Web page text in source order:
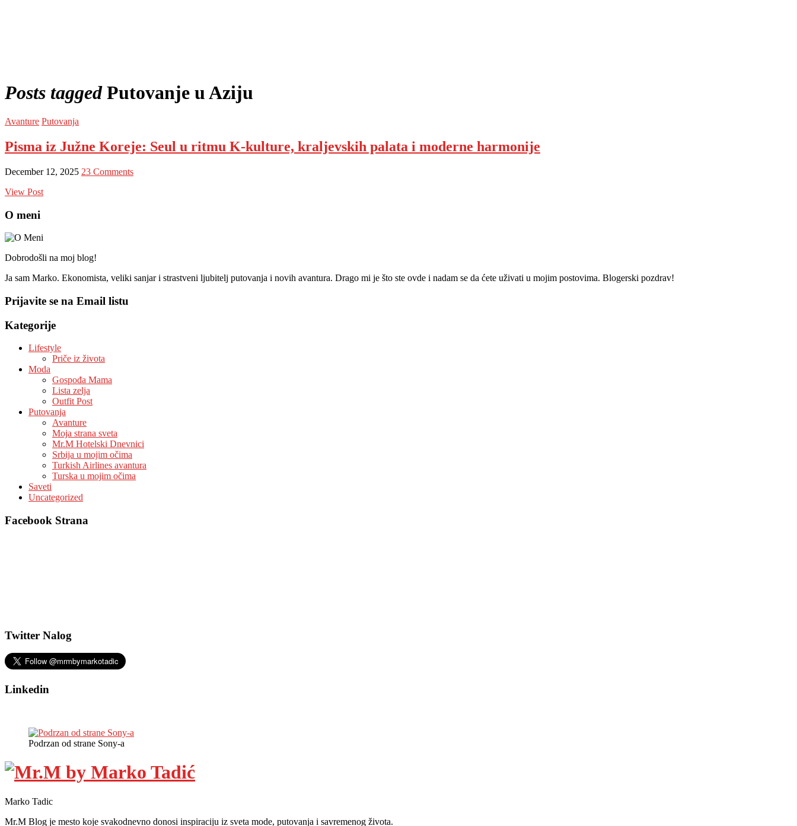
Posts tagged Putovanje u Aziju
Avanture Putovanja
Pisma iz Južne Koreje: Seul u ritmu K-kulture, kraljevskih palata i moderne harmonije
December 12, 2025 23 Comments
View Post
O meni
Dobrodošli na moj blog!
Ja sam Marko. Ekonomista, veliki sanjar i strastveni ljubitelj putovanja i novih avantura. Drago mi je što ste ovde i nadam se da ćete uživati u mojim postovima. Blogerski pozdrav!
Prijavite se na Email listu
Kategorije
Lifestyle
Priče iz života
Moda
Gospođa Mama
Lista zelja
Outfit Post
Putovanja
Avanture
Moja strana sveta
Mr.M Hotelski Dnevnici
Srbija u mojim očima
Turkish Airlines avantura
Turska u mojim očima
Saveti
Uncategorized
Facebook Strana
Twitter Nalog
Linkedin
Podrzan od strane Sony-a
Marko Tadic
Mr.M Blog je mesto koje svakodnevno donosi inspiraciju iz sveta mode, putovanja i savremenog života.